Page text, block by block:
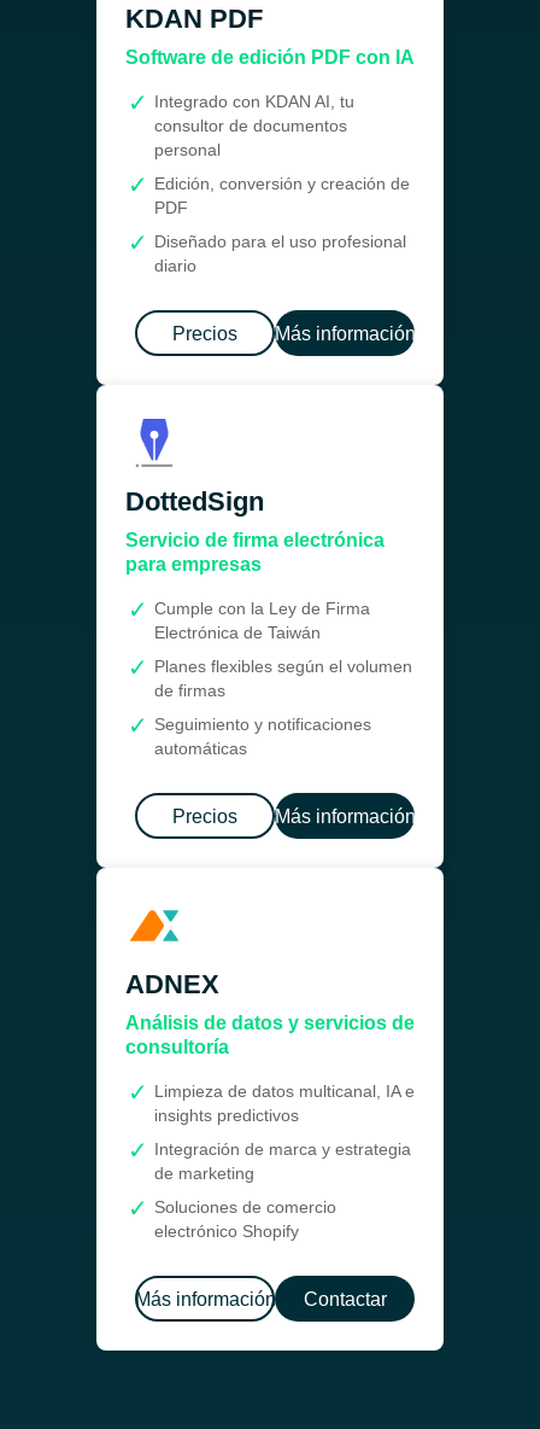
KDAN PDF
Software de edición PDF con IA
Integrado con KDAN AI, tu
consultor de documentos
personal
Edición, conversión y creación de
PDF
Diseñado para el uso profesional
diario
Precios Más información
DottedSign
Servicio de firma electrónica
para empresas
Cumple con la Ley de Firma
Electrónica de Taiwán
Planes flexibles según el volumen
de firmas
Seguimiento y notificaciones
automáticas
Precios Más información
ADNEX
Análisis de datos y servicios de
consultoría
Limpieza de datos multicanal, IA e
insights predictivos
Integración de marca y estrategia
de marketing
Soluciones de comercio
electrónico Shopify
Más información Contactar